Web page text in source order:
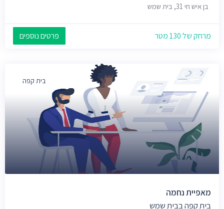
בן איש חי 31, בית שמש
מרחק של 130 מטר פרטים נוספים
בית קפה
מאפיית נחמה
בית קפה בבית שמש